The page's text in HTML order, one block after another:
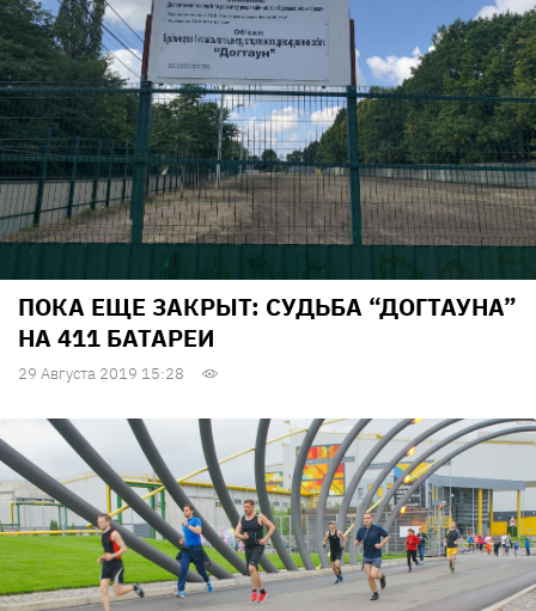
ПОКА ЕЩЕ ЗАКРЫТ: СУДЬБА “ДОГТАУНА”
НА 411 БАТАРЕИ
29 Августа 2019 15:28